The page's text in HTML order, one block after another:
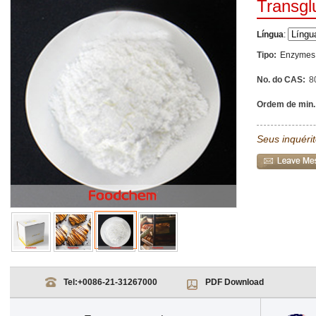
Língua:
Tipo:
No. do CAS:
Ordem de
Seus
Tel:+0086-21-31267000 PDF Download